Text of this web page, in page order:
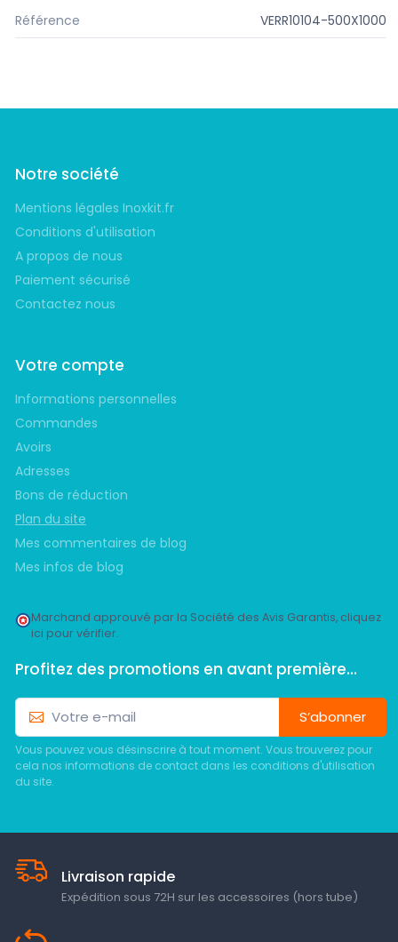
Référence VERR10104-500X1000
Notre société
Mentions légales Inoxkit.fr
Conditions d'utilisation
A propos de nous
Paiement sécurisé
Contactez nous
Votre compte
Informations personnelles
Commandes
Avoirs
Adresses
Bons de réduction
Plan du site
Mes commentaires de blog
Mes infos de blog
Marchand approuvé par la Société des Avis Garantis, cliquez
ici pour vérifier.
Profitez des promotions en avant première...
S’abonner
Vous pouvez vous désinscrire à tout moment. Vous trouverez pour
cela nos informations de contact dans les conditions d'utilisation
du site.
Livraison rapide
Expédition sous 72H sur les accessoires (hors tube)